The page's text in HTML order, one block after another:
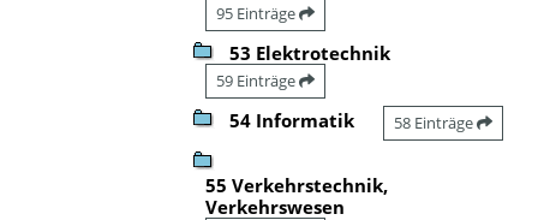
95 Einträge
53 Elektrotechnik
59 Einträge
54 Informatik 58 Einträge
55 Verkehrstechnik,
Verkehrswesen